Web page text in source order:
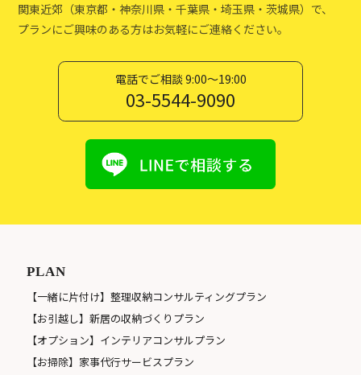
関東近郊（東京都・神奈川県・千葉県・埼玉県・茨城県）で、
プランにご興味のある方はお気軽にご連絡ください。
電話でご相談 9:00〜19:00
03-5544-9090
PLAN
【一緒に片付け】整理収納コンサルティングプラン
【お引越し】新居の収納づくりプラン
【オプション】インテリアコンサルプラン
【お掃除】家事代行サービスプラン